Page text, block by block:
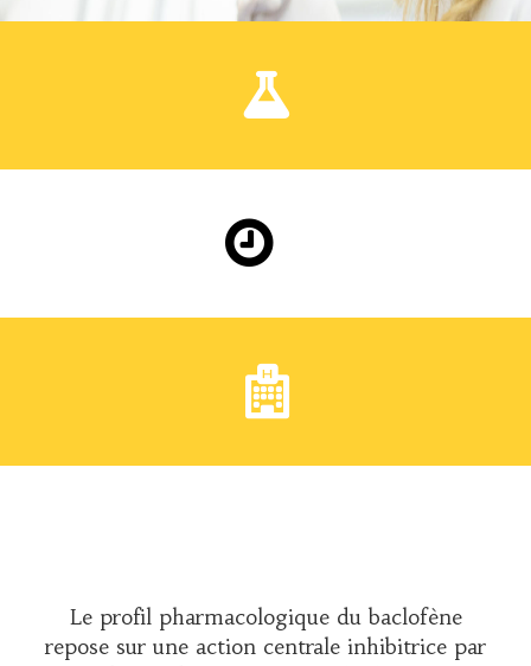
Le profil pharmacologique du baclofène
repose sur une action centrale inhibitrice par